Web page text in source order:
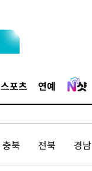
스포츠 연예
충북 전북 경남